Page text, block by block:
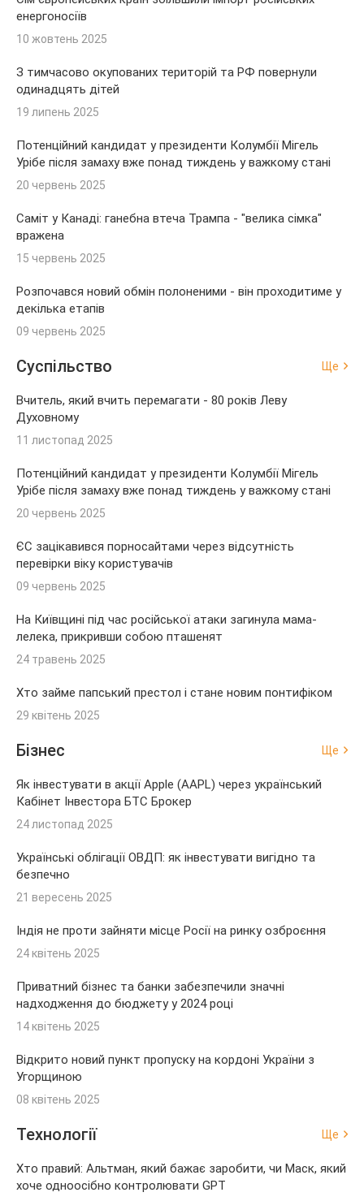
енергоносіїв
10 жовтень 2025
З тимчасово окупованих територій та РФ повернули
одинадцять дітей
19 липень 2025
Потенційний кандидат у президенти Колумбії Мігель
Урібе після замаху вже понад тиждень у важкому стані
20 червень 2025
Саміт у Канаді: ганебна втеча Трампа - "велика сімка"
вражена
15 червень 2025
Розпочався новий обмін полоненими - він проходитиме у
декілька етапів
09 червень 2025
Суспільство Ще
Вчитель, який вчить перемагати - 80 років Леву
Духовному
11 листопад 2025
Потенційний кандидат у президенти Колумбії Мігель
Урібе після замаху вже понад тиждень у важкому стані
20 червень 2025
ЄС зацікавився порносайтами через відсутність
перевірки віку користувачів
09 червень 2025
На Київщині під час російської атаки загинула мама-
лелека, прикривши собою пташенят
24 травень 2025
Хто займе папський престол і стане новим понтифіком
29 квітень 2025
Бізнес Ще
Як інвестувати в акції Apple (AAPL) через український
Кабінет Інвестора БТС Брокер
24 листопад 2025
Українські облігації ОВДП: як інвестувати вигідно та
безпечно
21 вересень 2025
Індія не проти зайняти місце Росії на ринку озброєння
24 квітень 2025
Приватний бізнес та банки забезпечили значні
надходження до бюджету у 2024 році
14 квітень 2025
Відкрито новий пункт пропуску на кордоні України з
Угорщиною
08 квітень 2025
Технології Ще
Хто правий: Альтман, який бажає заробити, чи Маск, який
хоче одноосібно контролювати GPT